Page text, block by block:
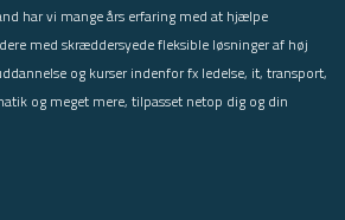
har vi mange års erfaring med at hjælpe
med skræddersyede fleksible løsninger af høj
og kurser indenfor fx ledelse, it, transport,
og meget mere, tilpasset netop dig og din